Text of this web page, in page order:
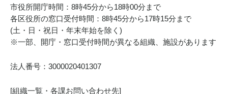
市役所開庁時間：8時45分から18時00分まで
各区役所の窓口受付時間：8時45分から17時15分まで
(土・日・祝日・年末年始を除く)
※一部、開庁・窓口受付時間が異なる組織、施設があります
法人番号：3000020401307
[組織一覧・各課お問い合わせ先]